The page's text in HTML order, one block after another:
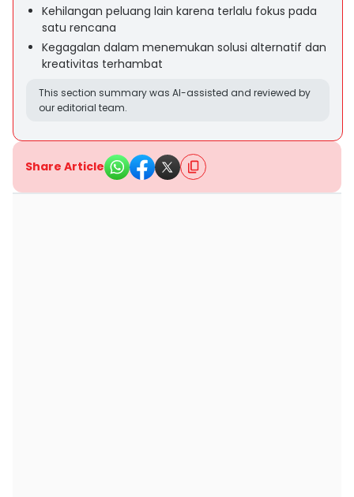
Kehilangan peluang lain karena terlalu fokus pada
satu rencana
Kegagalan dalam menemukan solusi alternatif dan
kreativitas terhambat
This section summary was AI-assisted and reviewed by
our editorial team.
Share Article